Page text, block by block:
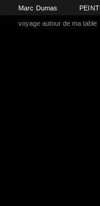
Marc Dumas
voyage autour de ma table